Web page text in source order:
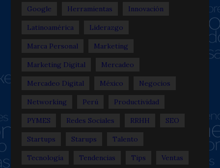
Google Herramientas Innovación
Latinoamérica Liderazgo
Marca Personal Marketing
Marketing Digital Mercadeo
Mercadeo Digital México Negocios
Networking Perú Productividad
PYMES Redes Sociales RRHH SEO
Startups Starups Talento
Tecnología Tendencias Tips Ventas